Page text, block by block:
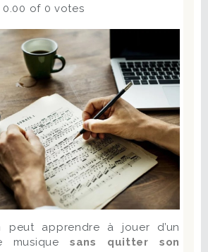
0.00 of 0 votes
peut apprendre à jouer d’un
musique sans quitter son